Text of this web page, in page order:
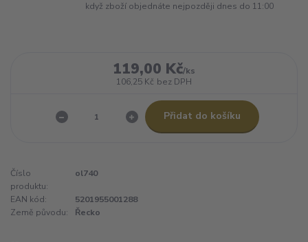
když zboží objednáte nejpozději dnes do 11:00
119,00 Kč/ks
106,25 Kč bez DPH
Přidat do košíku
Číslo
produktu:
ol740
EAN kód:
5201955001288
Země původu:
Řecko